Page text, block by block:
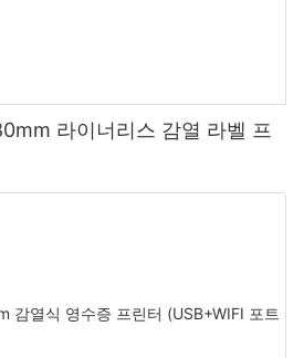
라이너리스 감열 라벨 프